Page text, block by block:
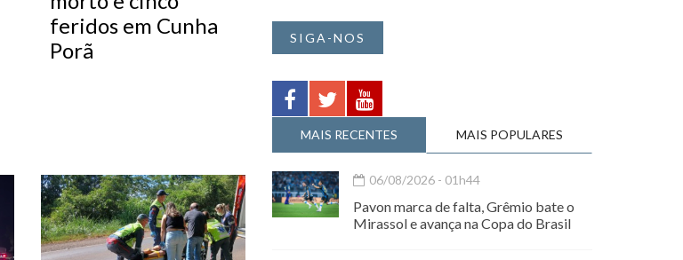
feridos em Cunha
Porã
SIGA-NOS
MAIS RECENTES MAIS POPULARES
06/08/2026 - 01h44
Pavon marca de falta, Grêmio bate o
Mirassol e avança na Copa do Brasil